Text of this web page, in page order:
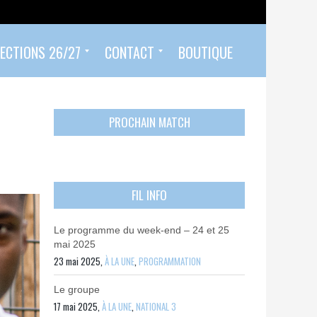
26/27 CONTACT BOUTIQUE
PROCHAIN MATCH
FIL INFO
Le programme du week-end – 24 et 25
mai 2025
23 mai 2025,À LA UNE,PROGRAMMATION
Le groupe
17 mai 2025,À LA UNE,NATIONAL 3